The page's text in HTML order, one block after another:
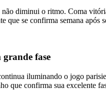
diminui o ritmo. Coma
que se confirma semana após
fase
iluminando o jogo
que confirma sua excelente